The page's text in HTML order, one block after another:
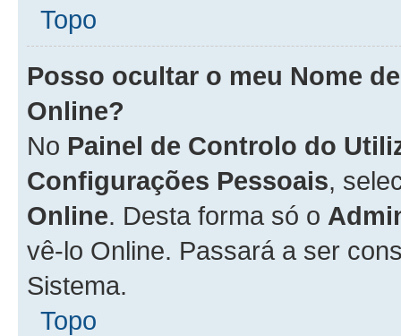
Topo
Posso ocultar o meu Nome
Online?
No Painel de Controlo do
Configurações Pessoais,
Online. Desta forma só o
vê-lo Online. Passará a ser
Sistema.
Topo